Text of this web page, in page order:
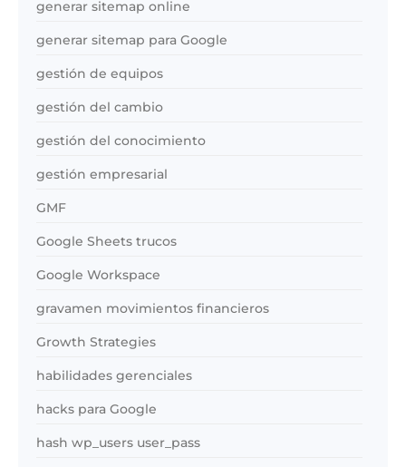
generar sitemap online
generar sitemap para Google
gestión de equipos
gestión del cambio
gestión del conocimiento
gestión empresarial
GMF
Google Sheets trucos
Google Workspace
gravamen movimientos financieros
Growth Strategies
habilidades gerenciales
hacks para Google
hash wp_users user_pass